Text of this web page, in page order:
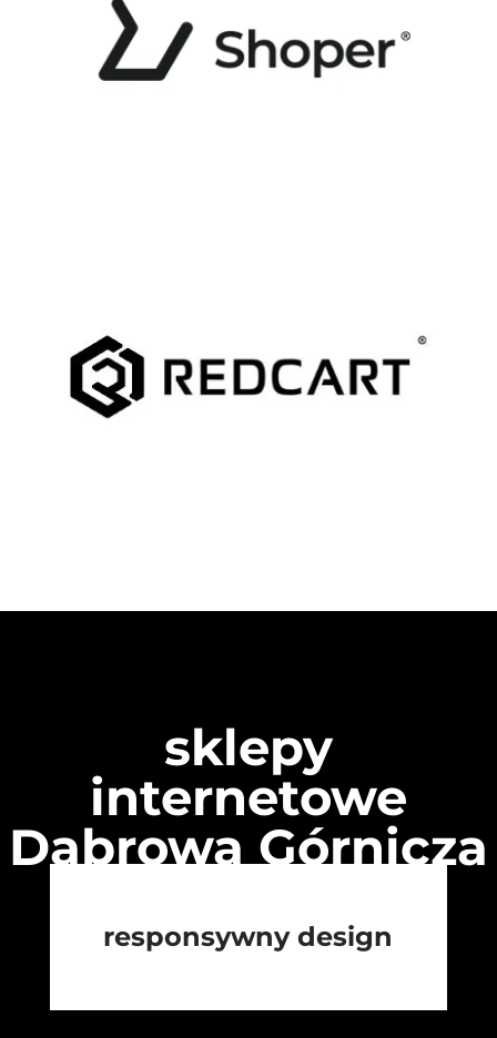
sklepy
internetowe
Dąbrowa Górnicza
responsywny design